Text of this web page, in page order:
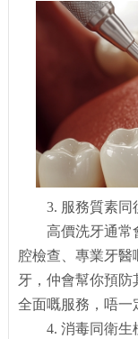
3. 服務質素同
高價洗牙通常
腔檢查、專業牙
牙，仲會幫你預
全面嘅服務，唔一
4. 消毒同衛生